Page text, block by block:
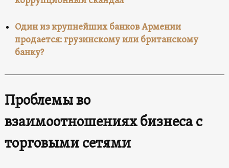
Один из крупнейших банков Армении
продается: грузинскому или британскому
банку?
Проблемы во
взаимоотношениях бизнеса с
торговыми сетями